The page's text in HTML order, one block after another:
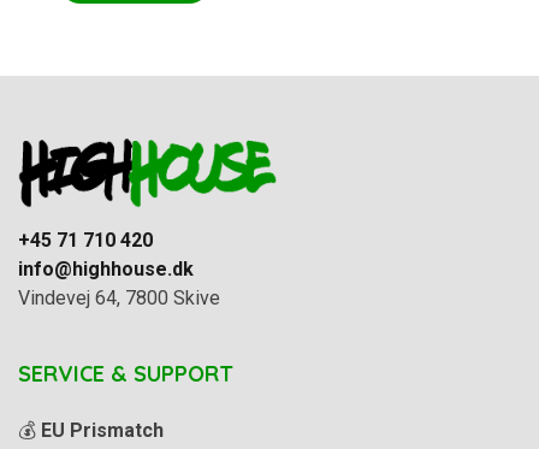
+45 71 710 420
info@highhouse.dk
Vindevej 64, 7800 Skive
SERVICE & SUPPORT
💰 EU Prismatch